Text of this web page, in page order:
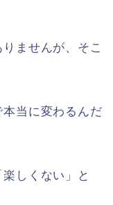
ませんが、そこ
当に変わるんだ
しくない」と